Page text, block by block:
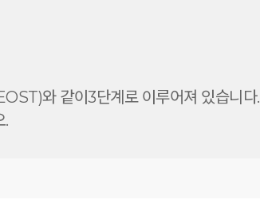
와 같이3단계로 이루어져 있습니다.
.